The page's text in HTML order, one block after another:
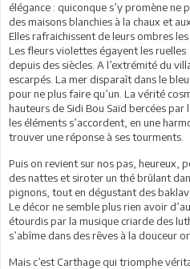
élégance : quiconque s’y promène
des maisons blanchies à la chaux et
Elles rafraichissent de leurs ombres
Les fleurs violettes égayent les
depuis des siècles. A l’extrémité du
escarpés. La mer disparaît dans le
pour ne plus faire qu’un. La vérité
hauteurs de Sidi Bou Saïd bercées
les éléments s’accordent, en une
trouver une réponse à ses tourments.
Puis on revient sur nos pas, heureux,
des nattes et siroter un thé brûlant
pignons, tout en dégustant des
Le décor ne semble plus rien avoir
étourdis par la musique criarde des
s’abîme dans des rêves à la douceur
Mais c’est Carthage qui triomphe